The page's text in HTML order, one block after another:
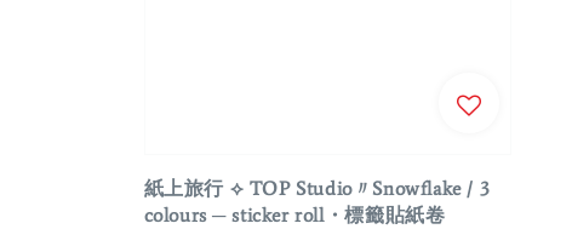
紙上旅行 ⟡ TOP Studio〃Snowflake / 3
colours ─ sticker roll・標籤貼紙卷